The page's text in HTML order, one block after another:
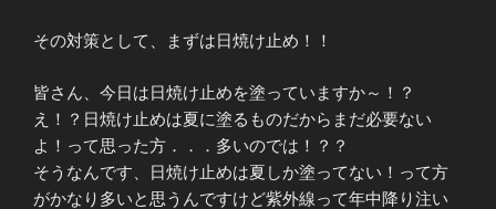
その対策として、まずは日焼け止め！！
皆さん、今日は日焼け止めを塗っていますか～！？
え！？日焼け止めは夏に塗るものだからまだ必要ない
よ！って思った方．．．多いのでは！？？
そうなんです、日焼け止めは夏しか塗ってない！って方
がかなり多いと思うんですけど紫外線って年中降り注い